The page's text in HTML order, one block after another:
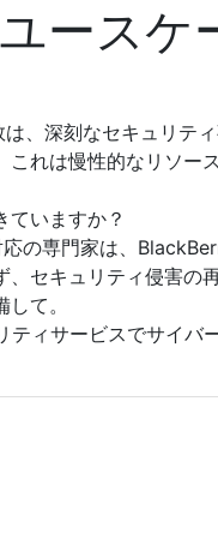
ースケ
、深刻なセキュリテ
れは慢性的なリソー
ていますか？
の専門家は、
セキュリティ侵害の
て。
ィサービスでサイバ